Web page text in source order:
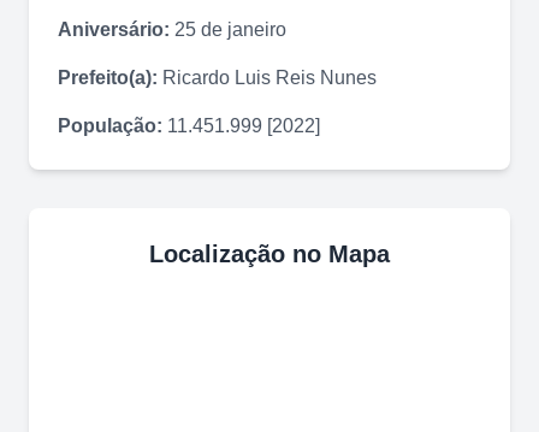
Aniversário: 25 de janeiro
Prefeito(a): Ricardo Luis Reis Nunes
População: 11.451.999 [2022]
Localização no Mapa